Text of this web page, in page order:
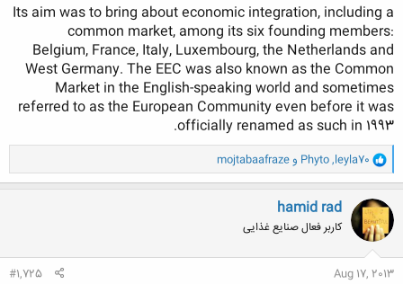
Its aim was to bring about economic integration, including a
common market, among its six founding members:
Belgium, France, Italy, Luxembourg, the Netherlands and
West Germany. The EEC was also known as the Common
Market in the English-speaking world and sometimes
referred to as the European Community even before it was
officially renamed as such in 1993.
و
ا
ک
ن
ش
ه
ا
leyla70
,
Phyto و mojtabaafraze
hamid rad
کاربر فعال صنایع غذایی
Aug 17, 2013
#1,725